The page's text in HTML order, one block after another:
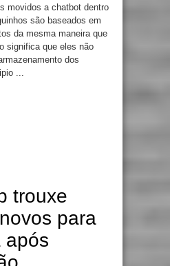
movidos a chatbot dentro
são baseados em
da mesma maneira que
significa que eles não
dos
...
trouxe
para
após